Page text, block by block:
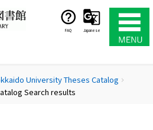
FAQ Japanese
University Theses Catalog chevron_right
Search results